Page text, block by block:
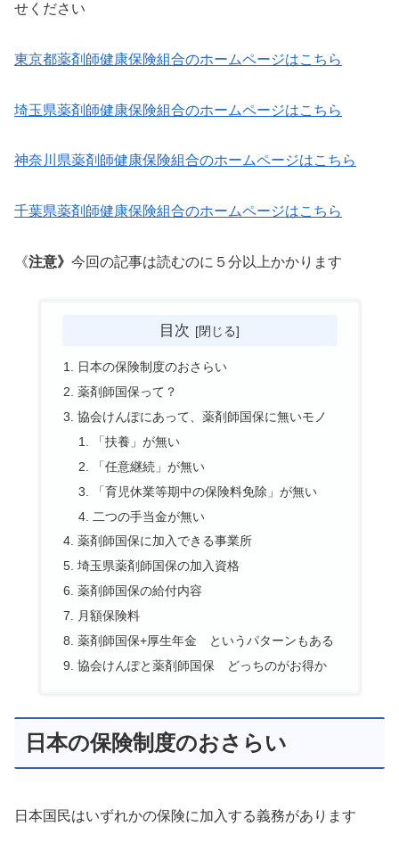
せください
東京都薬剤師健康保険組合のホームページはこちら
埼玉県薬剤師健康保険組合のホームページはこちら
神奈川県薬剤師健康保険組合のホームページはこちら
千葉県薬剤師健康保険組合のホームページはこちら
《注意》 今回の記事は読むのに５分以上かかります
目次
日本の保険制度のおさらい
薬剤師国保って？
協会けんぽにあって、薬剤師国保に無いモノ
「扶養」が無い
「任意継続」が無い
「育児休業等期中の保険料免除」が無い
二つの手当金が無い
薬剤師国保に加入できる事業所
埼玉県薬剤師国保の加入資格
薬剤師国保の給付内容
月額保険料
薬剤師国保+厚生年金 というパターンもある
協会けんぽと薬剤師国保 どっちのがお得か
日本の保険制度のおさらい
日本国民はいずれかの保険に加入する義務があります